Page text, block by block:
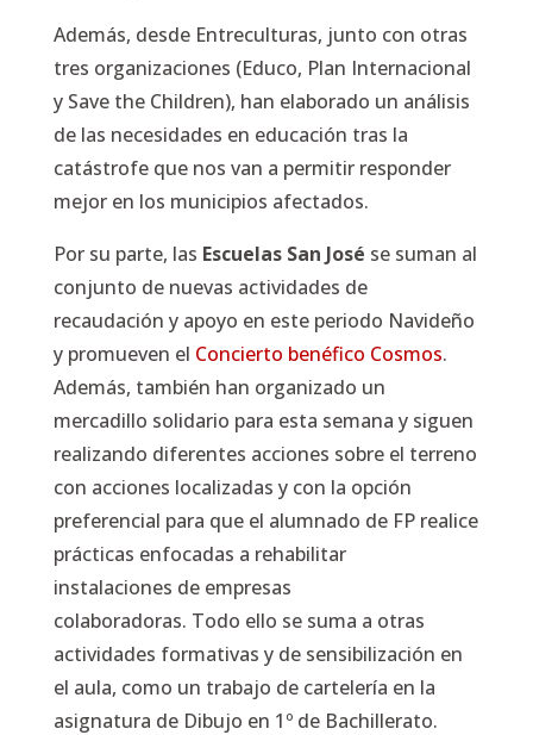
Además, desde Entreculturas, junto con otras
tres organizaciones (Educo, Plan Internacional
y Save the Children), han elaborado un análisis
de las necesidades en educación tras la
catástrofe que nos van a permitir responder
mejor en los municipios afectados.
Por su parte, las Escuelas San José se suman al
conjunto de nuevas actividades de
recaudación y apoyo en este periodo Navideño
y promueven el Concierto benéfico Cosmos.
Además, también han organizado un
mercadillo solidario para esta semana y siguen
realizando diferentes acciones sobre el terreno
con acciones localizadas y con la opción
preferencial para que el alumnado de FP realice
prácticas enfocadas a rehabilitar
instalaciones de empresas
colaboradoras. Todo ello se suma a otras
actividades formativas y de sensibilización en
el aula, como un trabajo de cartelería en la
asignatura de Dibujo en 1º de Bachillerato.